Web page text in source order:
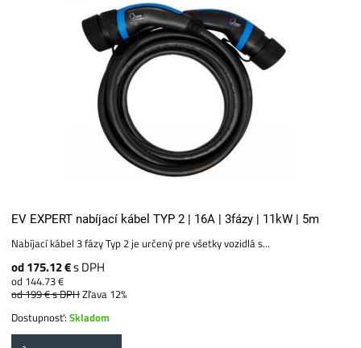
EV EXPERT nabíjací kábel TYP 2 | 16A | 3fázy | 11kW | 5m
Nabíjací kábel 3 fázy Typ 2 je určený pre všetky vozidlá s...
od 175.12 €s DPH
od 144.73 €
od 199 €s DPHZľava 12%
Dostupnosť:Skladom